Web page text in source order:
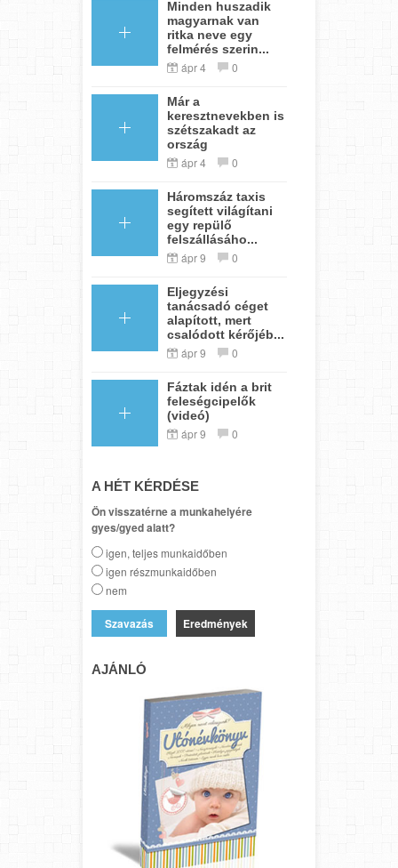
Minden huszadik
magyarnak van
ritka neve egy
felmérés szerin...
ápr 4 0
Már a
keresztnevekben is
szétszakadt az
ország
ápr 4 0
Háromszáz taxis
segített világítani
egy repülő
felszállásáho...
ápr 9 0
Eljegyzési
tanácsadó céget
alapított, mert
csalódott kérőjéb...
ápr 9 0
Fáztak idén a brit
feleségcipelők
(videó)
ápr 9 0
A HÉT KÉRDÉSE
Ön visszatérne a munkahelyére
gyes/gyed alatt?
igen, teljes munkaidőben
igen részmunkaidőben
nem
Eredmények
AJÁNLÓ